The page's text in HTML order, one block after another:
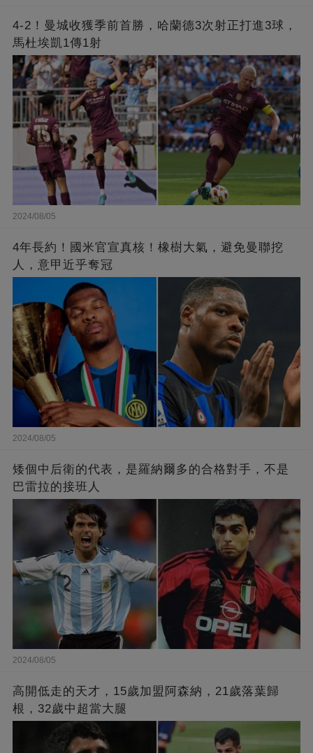
4-2！曼城收獲季前首勝，哈蘭德3次射正打進3球，
馬杜埃凱1傳1射
2024/08/05
4年長約！國米官宣真核！橡樹大氣，避免曼聯挖
人，意甲近乎奪冠
2024/08/05
矮個中后衛的代表，是羅納爾多的合格對手，不是
巴雷拉的接班人
2024/08/05
高開低走的天才，15歲加盟阿森納，21歲落葉歸
根，32歲中超當大腿